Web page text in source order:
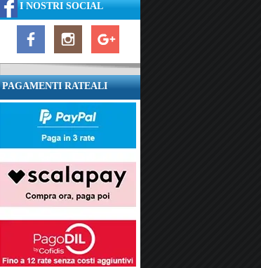
I NOSTRI SOCIAL
PAGAMENTI RATEALI